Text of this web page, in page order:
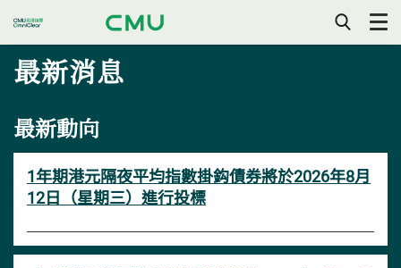
最新消息
最新動向
1年期港元隔夜平均指數掛鈎債券將於2026年8月
12日（星期三）進行投標